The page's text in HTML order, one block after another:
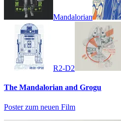
Mandalorian
R2-D2
The Mandalorian and Grogu
Poster zum neuen Film